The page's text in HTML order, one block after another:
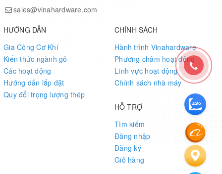
sales@vinahardware.com
HƯỚNG DẪN
Gia Công Cơ Khí
Kiến thức ngành gỗ
Các hoạt động
Hướng dẫn lắp đặt
Quy đổi trọng lượng thép
CHÍNH SÁCH
Hành trình Vinahardware
Phương châm hoạt động
Lĩnh vực hoạt động
Chính sách nhà máy
HỖ TRỢ
Tìm kiếm
Đăng nhập
Đăng ký
Giỏ hàng